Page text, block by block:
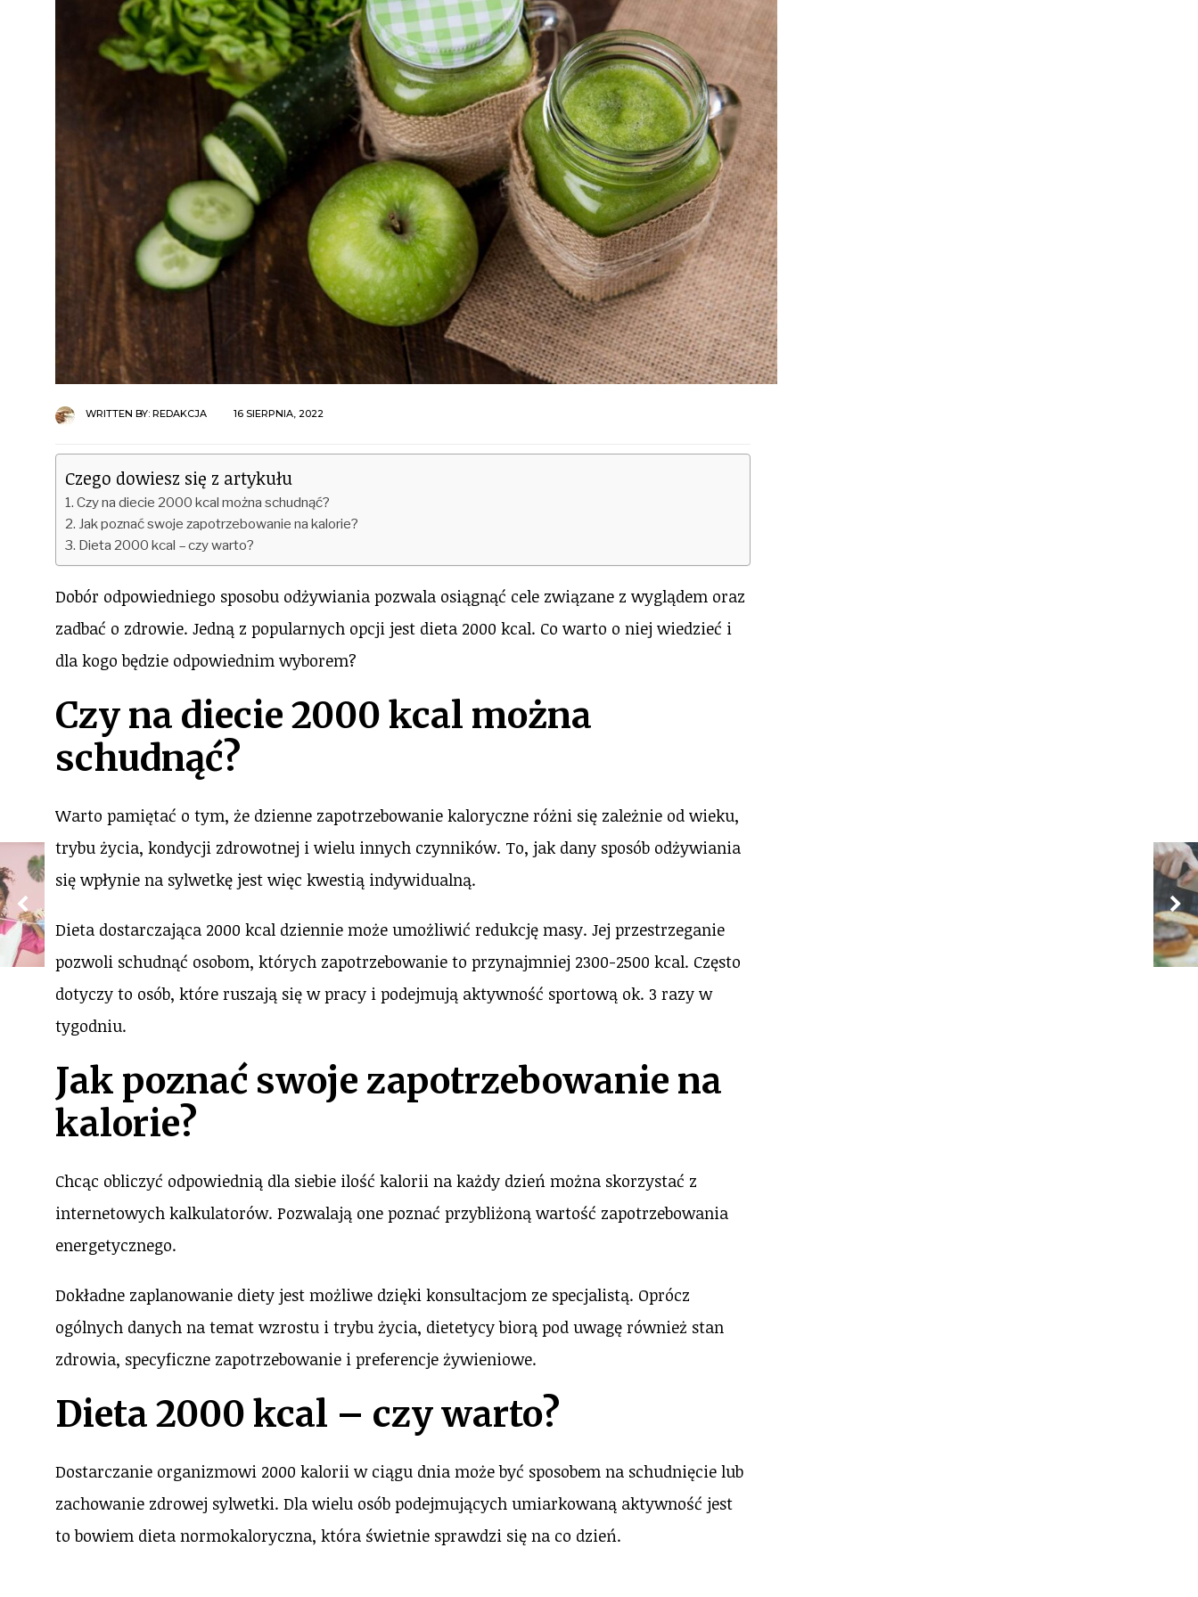
WRITTEN BY: REDAKCJA 16 SIERPNIA, 2022
Czego dowiesz się z artykułu
Czy na diecie 2000 kcal można schudnąć?
Jak poznać swoje zapotrzebowanie na kalorie?
Dieta 2000 kcal – czy warto?
Dobór odpowiedniego sposobu odżywiania pozwala osiągnąć cele związane z wyglądem oraz
zadbać o zdrowie. Jedną z popularnych opcji jest dieta 2000 kcal. Co warto o niej wiedzieć i
dla kogo będzie odpowiednim wyborem?
Czy na diecie 2000 kcal można
schudnąć?
Warto pamiętać o tym, że dzienne zapotrzebowanie kaloryczne różni się zależnie od wieku,
trybu życia, kondycji zdrowotnej i wielu innych czynników. To, jak dany sposób odżywiania
się wpłynie na sylwetkę jest więc kwestią indywidualną.
Dieta dostarczająca 2000 kcal dziennie może umożliwić redukcję masy. Jej przestrzeganie
pozwoli schudnąć osobom, których zapotrzebowanie to przynajmniej 2300-2500 kcal. Często
dotyczy to osób, które ruszają się w pracy i podejmują aktywność sportową ok. 3 razy w
tygodniu.
Jak poznać swoje zapotrzebowanie na
kalorie?
Chcąc obliczyć odpowiednią dla siebie ilość kalorii na każdy dzień można skorzystać z
internetowych kalkulatorów. Pozwalają one poznać przybliżoną wartość zapotrzebowania
energetycznego.
Dokładne zaplanowanie diety jest możliwe dzięki konsultacjom ze specjalistą. Oprócz
ogólnych danych na temat wzrostu i trybu życia, dietetycy biorą pod uwagę również stan
zdrowia, specyficzne zapotrzebowanie i preferencje żywieniowe.
Dieta 2000 kcal – czy warto?
Dostarczanie organizmowi 2000 kalorii w ciągu dnia może być sposobem na schudnięcie lub
zachowanie zdrowej sylwetki. Dla wielu osób podejmujących umiarkowaną aktywność jest
to bowiem dieta normokaloryczna, która świetnie sprawdzi się na co dzień.